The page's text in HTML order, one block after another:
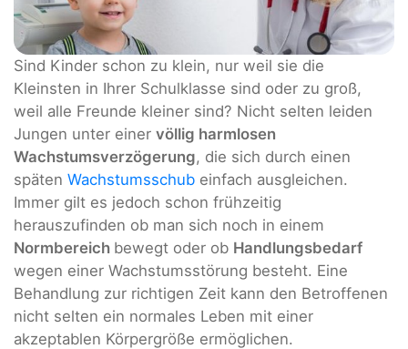
Sind Kinder schon zu klein, nur weil sie die
Kleinsten in Ihrer Schulklasse sind oder zu groß,
weil alle Freunde kleiner sind? Nicht selten leiden
Jungen unter einer völlig harmlosen
Wachstumsverzögerung, die sich durch einen
späten Wachstumsschub einfach ausgleichen.
Immer gilt es jedoch schon frühzeitig
herauszufinden ob man sich noch in einem
Normbereich bewegt oder ob Handlungsbedarf
wegen einer Wachstumsstörung besteht. Eine
Behandlung zur richtigen Zeit kann den Betroffenen
nicht selten ein normales Leben mit einer
akzeptablen Körpergröße ermöglichen.